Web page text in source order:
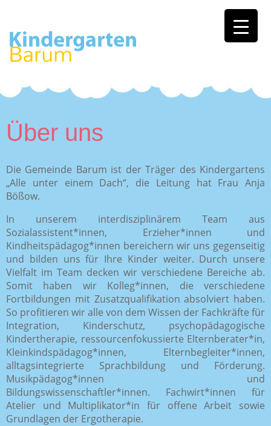
Über uns
Die Gemeinde Barum ist der Träger des Kindergartens
„Alle unter einem Dach“, die Leitung hat Frau Anja
Bößow.
In unserem interdisziplinärem Team aus
Sozialassistent*innen, Erzieher*innen und
Kindheitspädagog*innen bereichern wir uns gegenseitig
und bilden uns für Ihre Kinder weiter. Durch unsere
Vielfalt im Team decken wir verschiedene Bereiche ab.
Somit haben wir Kolleg*innen, die verschiedene
Fortbildungen mit Zusatzqualifikation absolviert haben.
So profitieren wir alle von dem Wissen der Fachkräfte für
Integration, Kinderschutz, psychopädagogische
Kindertherapie, ressourcenfokussierte Elternberater*in,
Kleinkindspädagog*innen, Elternbegleiter*innen,
alltagsintegrierte Sprachbildung und Förderung.
Musikpädagog*innen und
Bildungswissenschaftler*innen. Fachwirt*innen für
Atelier und Multiplikator*in für offene Arbeit sowie
Grundlagen der Ergotherapie.